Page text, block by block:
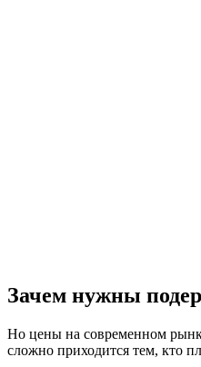
Зачем нужны
Но цены на современном
сложно приходится тем, кто